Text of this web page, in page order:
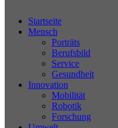
Startseite
Mensch
Porträts
Berufsbild
Service
Gesundheit
Innovation
Mobilität
Robotik
Forschung